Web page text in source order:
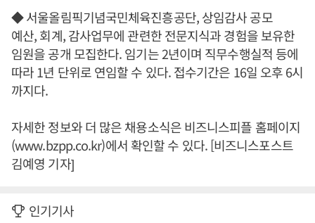
◆ 서울올림픽기념국민체육진흥공단, 상임감사 공모
예산, 회계, 감사업무에 관련한 전문지식과 경험을 보유한
임원을 공개 모집한다. 임기는 2년이며 직무수행실적 등에
따라 1년 단위로 연임할 수 있다. 접수기간은 16일 오후 6시
까지다.
자세한 정보와 더 많은 채용소식은 비즈니스피플 홈페이지
(www.bzpp.co.kr)에서 확인할 수 있다. [비즈니스포스트
김예영 기자]
인기기사